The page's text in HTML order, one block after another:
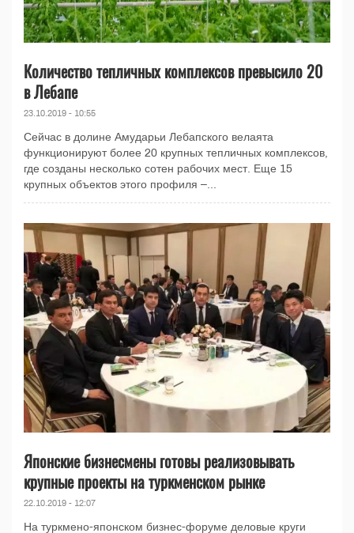
Количество тепличных комплексов превысило 20
в Лебапе
23.10.2019 - 10:55
Сейчас в долине Амударьи Лебапского велаята
функционируют более 20 крупных тепличных комплексов,
где созданы несколько сотен рабочих мест. Еще 15
крупных объектов этого профиля –...
Японские бизнесмены готовы реализовывать
крупные проекты на туркменском рынке
22.10.2019 - 12:07
На туркмено-японском бизнес-форуме деловые круги